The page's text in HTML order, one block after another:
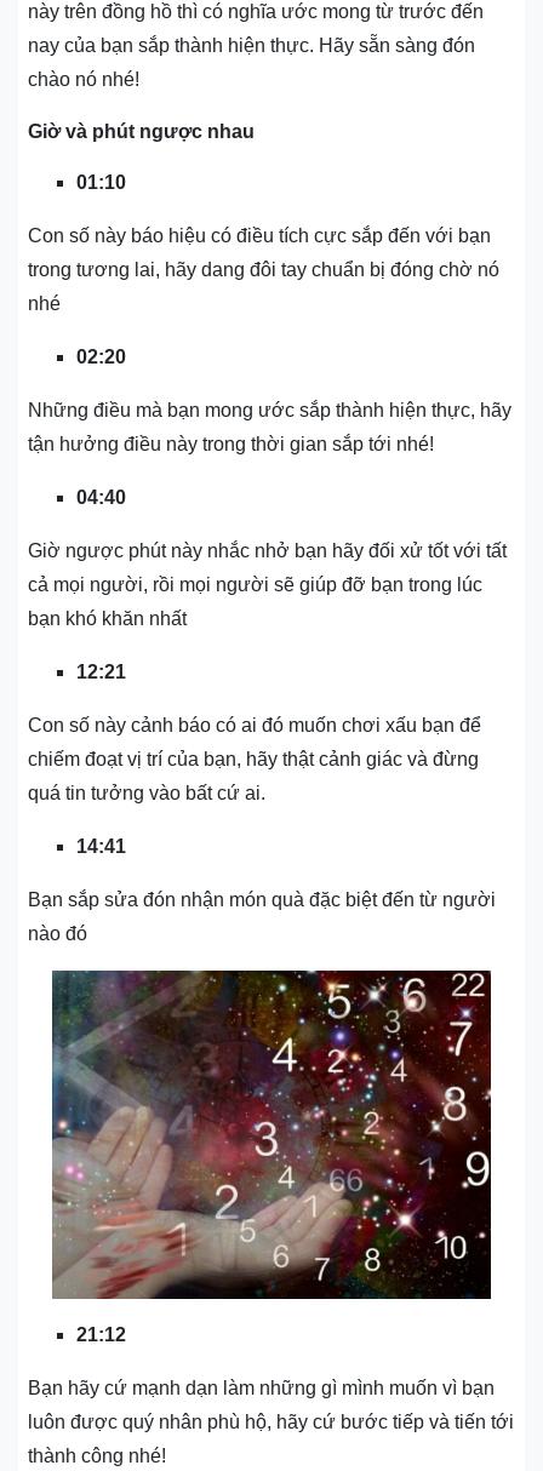
này trên đồng hồ thì có nghĩa ước mong từ trước đến
nay của bạn sắp thành hiện thực. Hãy sẵn sàng đón
chào nó nhé!
Giờ và phút ngược nhau
01:10
Con số này báo hiệu có điều tích cực sắp đến với bạn
trong tương lai, hãy dang đôi tay chuẩn bị đóng chờ nó
nhé
02:20
Những điều mà bạn mong ước sắp thành hiện thực, hãy
tận hưởng điều này trong thời gian sắp tới nhé!
04:40
Giờ ngược phút này nhắc nhở bạn hãy đối xử tốt với tất
cả mọi người, rồi mọi người sẽ giúp đỡ bạn trong lúc
bạn khó khăn nhất
12:21
Con số này cảnh báo có ai đó muốn chơi xấu bạn để
chiếm đoạt vị trí của bạn, hãy thật cảnh giác và đừng
quá tin tưởng vào bất cứ ai.
14:41
Bạn sắp sửa đón nhận món quà đặc biệt đến từ người
nào đó
21:12
Bạn hãy cứ mạnh dạn làm những gì mình muốn vì bạn
luôn được quý nhân phù hộ, hãy cứ bước tiếp và tiến tới
thành công nhé!